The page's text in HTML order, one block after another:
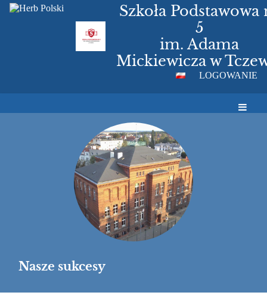
Szkoła Podstawowa
5
im. Adama
Mickiewicza w
LOGOWANIE
Nasze sukcesy